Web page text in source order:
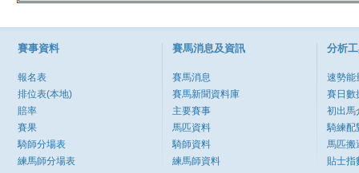
賽事資料
報名表
排位表(本地)
賠率
賽果
騎師分場表
練馬師分場表
賽馬消息及資訊
賽馬消息
賽馬新聞資料庫
主要賽事
馬匹資料
騎師資料
練馬師資料
分析
速勢能
賽日數
初出馬
騎練配
馬匹搬
貼士指